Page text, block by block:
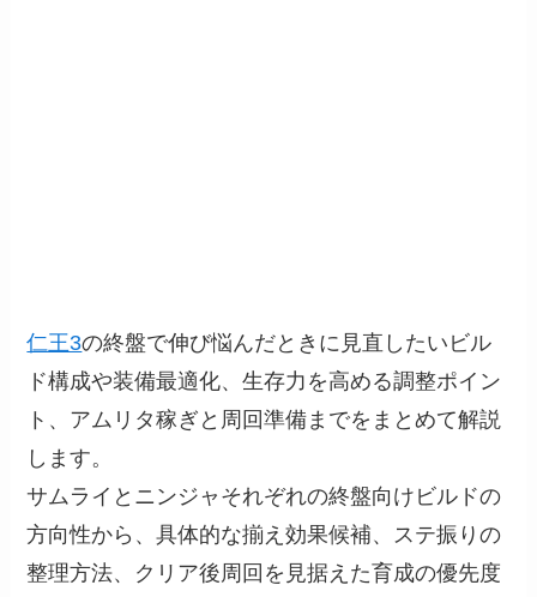
仁王3の終盤で伸び悩んだときに見直したいビル
ド構成や装備最適化、生存力を高める調整ポイン
ト、アムリタ稼ぎと周回準備までをまとめて解説
します。
サムライとニンジャそれぞれの終盤向けビルドの
方向性から、具体的な揃え効果候補、ステ振りの
整理方法、クリア後周回を見据えた育成の優先度